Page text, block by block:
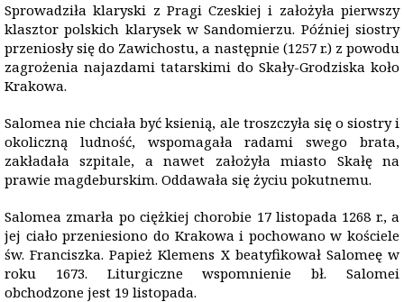
Sprowadziła klaryski z Pragi Czeskiej i założyła pierwszy
klasztor polskich klarysek w Sandomierzu. Później siostry
przeniosły się do Zawichostu, a następnie (1257 r.) z powodu
zagrożenia najazdami tatarskimi do Skały-Grodziska koło
Krakowa.
Salomea nie chciała być ksienią, ale troszczyła się o siostry i
okoliczną ludność, wspomagała radami swego brata,
zakładała szpitale, a nawet założyła miasto Skałę na
prawie magdeburskim. Oddawała się życiu pokutnemu.
Salomea zmarła po ciężkiej chorobie 17 listopada 1268 r., a
jej ciało przeniesiono do Krakowa i pochowano w kościele
św. Franciszka. Papież Klemens X beatyfikował Salomeę w
roku 1673. Liturgiczne wspomnienie bł. Salomei
obchodzone jest 19 listopada.